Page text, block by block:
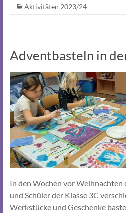
Aktivitäten 2023/24
Adventbasteln in
In den Wochen vor
und Schüler der Klasse 3C
Werkstücke und Geschenke